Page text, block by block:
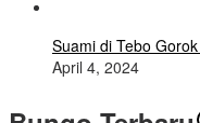
Suami di Tebo
April 4, 2024